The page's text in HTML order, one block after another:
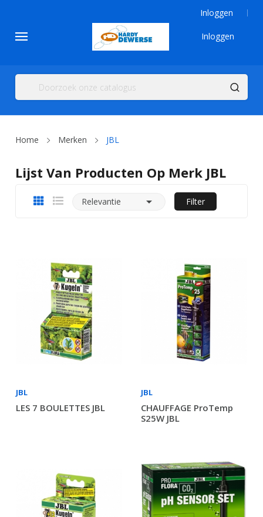
Inloggen
Inloggen
Home Merken JBL
Lijst Van Producten Op Merk JBL
Relevantie  Filter
JBL
LES 7 BOULETTES JBL
JBL
CHAUFFAGE ProTemp
S25W JBL